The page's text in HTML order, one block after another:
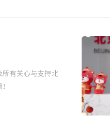
所有关心与支持北